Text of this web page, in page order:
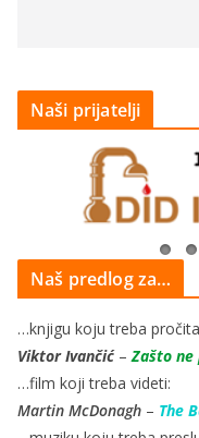
Naši prijatelji
Naš predlog za…
…knjigu koju treba
Viktor Ivančić–Zašto
…film koji treba videti:
Martin McDonagh – The